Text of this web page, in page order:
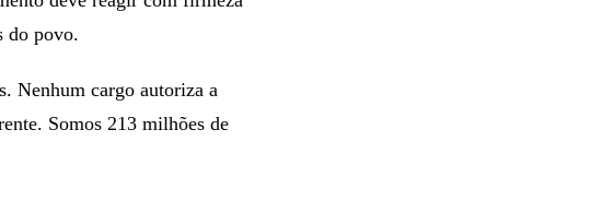
do povo.
Nenhum cargo autoriza a
Somos 213 milhões de